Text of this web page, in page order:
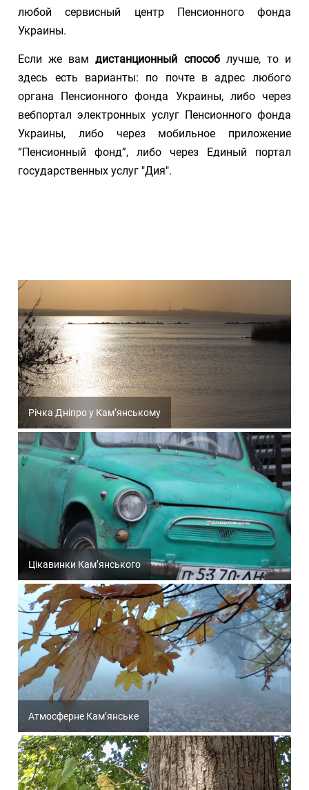
любой сервисный центр Пенсионного фонда
Украины.
Если же вамдистанционный способлучше, то и
здесь есть варианты: по почте в адрес любого
органа Пенсионного фонда Украины, либо через
вебпортал электронных услуг Пенсионного фонда
Украины, либо через мобильное приложение
“Пенсионный фонд”, либо через Единый портал
государственных услуг "Дия".
Річка Дніпро у Кам’янському
Цікавинки Кам’янського
Атмосферне Кам’янське